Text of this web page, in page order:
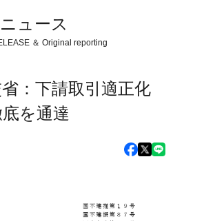
ニュース
＆ Original reporting
省：下請取引適正化
を通達